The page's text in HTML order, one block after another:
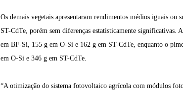
Os demais vegetais apresentaram rendimentos médios iguais
ST-CdTe, porém sem diferenças estatisticamente
em BF-Si, 155 g em O-Si e 162 g em ST-CdTe, enquanto o
em O-Si e 346 g em ST-CdTe.
“A otimização do sistema fotovoltaico agrícola com módulos